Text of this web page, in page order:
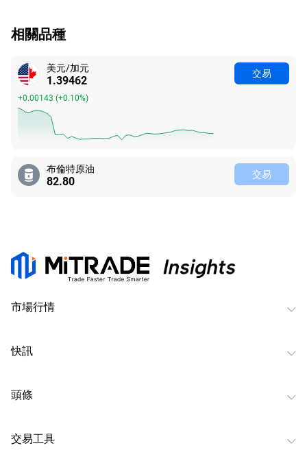
相關品種
美元/加元
1.39462
+0.00143 (+0.10%)
交易
布倫特原油
82.80 交易
市場行情
快訊
頭條
交易工具